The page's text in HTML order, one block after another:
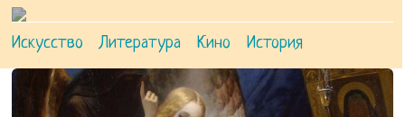
Искусство Литература Кино История